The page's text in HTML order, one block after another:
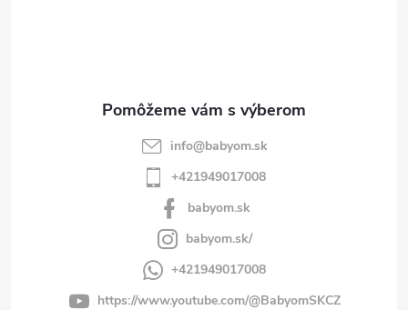
info@babyom.sk
+421949017008
babyom.sk
babyom.sk/
+421949017008
https://www.youtube.com/@BabyomSKCZ